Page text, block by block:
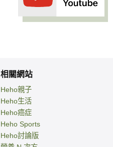
相關網站
Heho親子
Heho生活
Heho癌症
Heho Sports
Heho討論版